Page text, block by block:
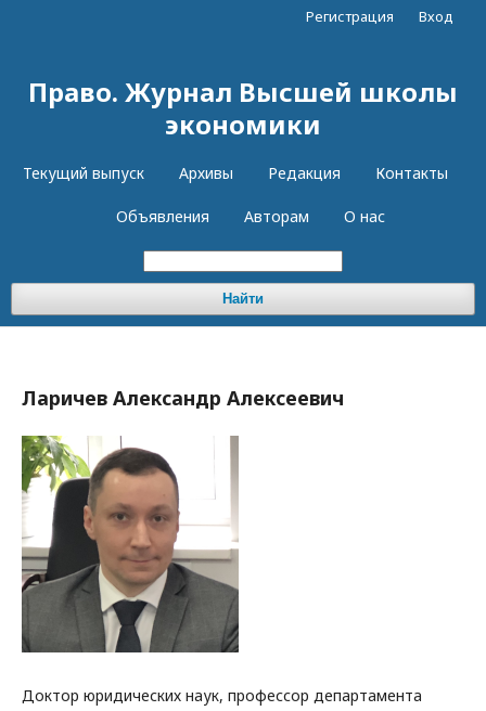
Право. Журнал Высшей школы
экономики
Текущий выпуск Архивы Редакция Контакты
Объявления Авторам О нас
Найти
Регистрация Вход
Ларичев Александр Алексеевич
Доктор юридических наук, профессор департамента